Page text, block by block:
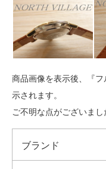
商品画像を表示後、『
示されます。
ご不明な点がございまし
ブランド